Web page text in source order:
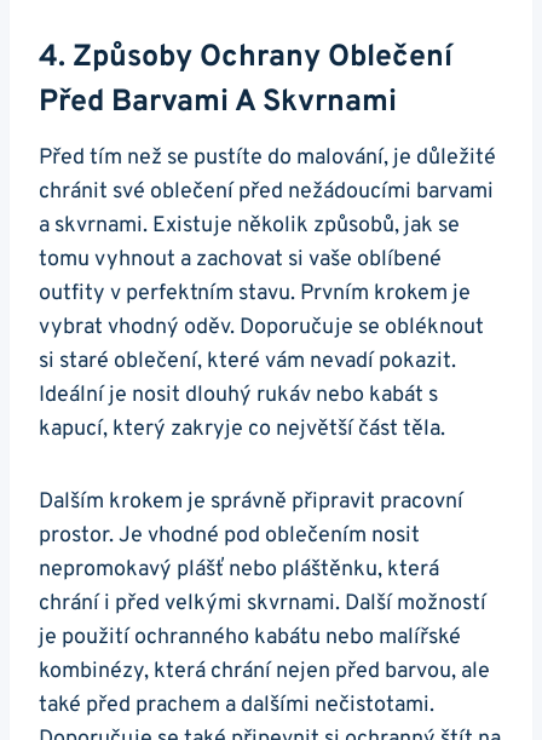
4. Způsoby Ochrany Oblečení
Před Barvami A Skvrnami
Před tím než se pustíte do malování, je důležité
chránit své oblečení před nežádoucími barvami
a skvrnami. Existuje několik způsobů, jak se
tomu vyhnout a zachovat si vaše oblíbené
outfity v perfektním stavu. Prvním krokem je
vybrat vhodný oděv. Doporučuje se obléknout
si staré oblečení, které vám nevadí pokazit.
Ideální je nosit dlouhý rukáv nebo kabát s
kapucí, který zakryje co největší část těla.
Dalším krokem je správně připravit pracovní
prostor. Je vhodné pod oblečením nosit
nepromokavý plášť nebo pláštěnku, která
chrání i před velkými skvrnami. Další možností
je použití ochranného kabátu nebo malířské
kombinézy, která chrání nejen před barvou, ale
také před prachem a dalšími nečistotami.